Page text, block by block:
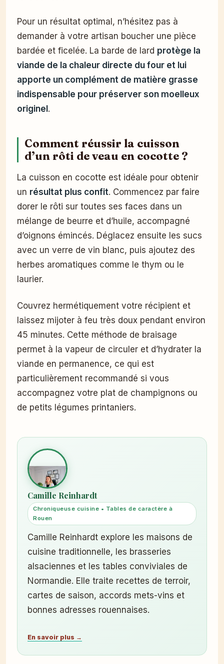
Pour un résultat optimal, n’hésitez pas à
demander à votre artisan boucher une pièce
bardée et ficelée. La barde de lard protège la
viande de la chaleur directe du four et lui
apporte un complément de matière grasse
indispensable pour préserver son moelleux
originel .
Comment réussir la cuisson
d’un rôti de veau en cocotte ?
La cuisson en cocotte est idéale pour obtenir
un résultat plus confit. Commencez par faire
dorer le rôti sur toutes ses faces dans un
mélange de beurre et d’huile, accompagné
d’oignons émincés. Déglacez ensuite les sucs
avec un verre de vin blanc, puis ajoutez des
herbes aromatiques comme le thym ou le
laurier.
Couvrez hermétiquement votre récipient et
laissez mijoter à feu très doux pendant environ
45 minutes. Cette méthode de braisage
permet à la vapeur de circuler et d’hydrater la
viande en permanence, ce qui est
particulièrement recommandé si vous
accompagnez votre plat de champignons ou
de petits légumes printaniers.
Camille Reinhardt
Chroniqueuse cuisine • Tables de caractère à
Rouen
Camille Reinhardt explore les maisons de
cuisine traditionnelle, les brasseries
alsaciennes et les tables conviviales de
Normandie. Elle traite recettes de terroir,
cartes de saison, accords mets-vins et
bonnes adresses rouennaises.
En savoir plus →